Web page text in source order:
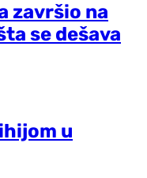
završio na
se dešava
u